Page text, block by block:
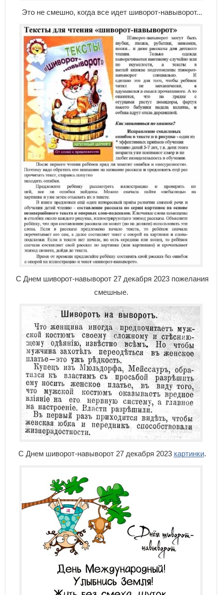
Это не смешно, когда все идет шиворот-навыворот...
С Днем шиворот-навыворот 27 декабря 2023 пожелания
смешные.
С Днем шиворот-навыворот 27 декабря 2023 картинки.